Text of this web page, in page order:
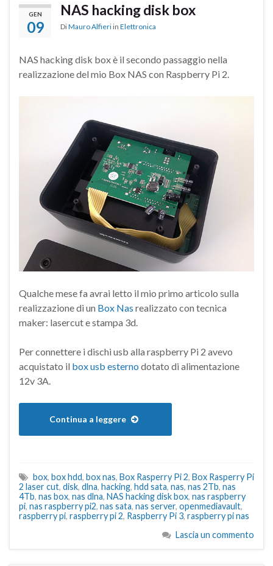
GEN
09
NAS hacking disk box
DiMauro Alfieri in Elettronica
NAS hacking disk box è il secondo passaggio nella
realizzazione del mio Box NAS con Raspberry Pi 2.
Qualche mese fa avrai letto il mio primo articolo sulla
realizzazione di un Box Nas realizzato con tecnica
maker: lasercut e stampa 3d.
Per connettere i dischi usb alla raspberry Pi 2 avevo
acquistato il box usb esterno dotato di alimentazione
12v 3A.
Continua a leggere
box, box hdd, box nas, Box Rasperry Pi 2, Box Rasperry Pi
2 laser cut, disk, dlna, hacking, hdd sata, nas, nas 2Tb, nas
4Tb, nas box, nas dlna, NAS hacking disk box, nas raspberry
pi, nas raspberry pi2, nas sata, nas server, openmediavault,
raspberry pi, raspberry pi 2, Raspberry Pi 3, raspberry pi nas
Lascia un commento